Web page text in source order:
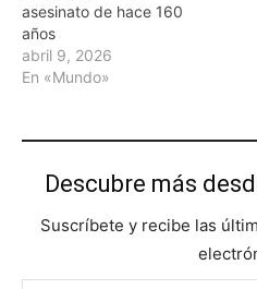
asesinato de hace 160
años
abril 9, 2026
En «Mundo»
Descubre más
Suscríbete y recibe las
Escribe tu correo electrónico…